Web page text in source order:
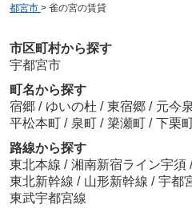
都宮市 > 雀の宮の賃貸
市区町村から探す
宇都宮市
町名から探す
宿郷 / ゆいの杜 / 東宿郷 / 元今泉
平松本町 / 泉町 / 簗瀬町 / 下栗
路線から探す
東北本線 / 湘南新宿ライン宇須 /
東北新幹線 / 山形新幹線 / 宇都
東武宇都宮線